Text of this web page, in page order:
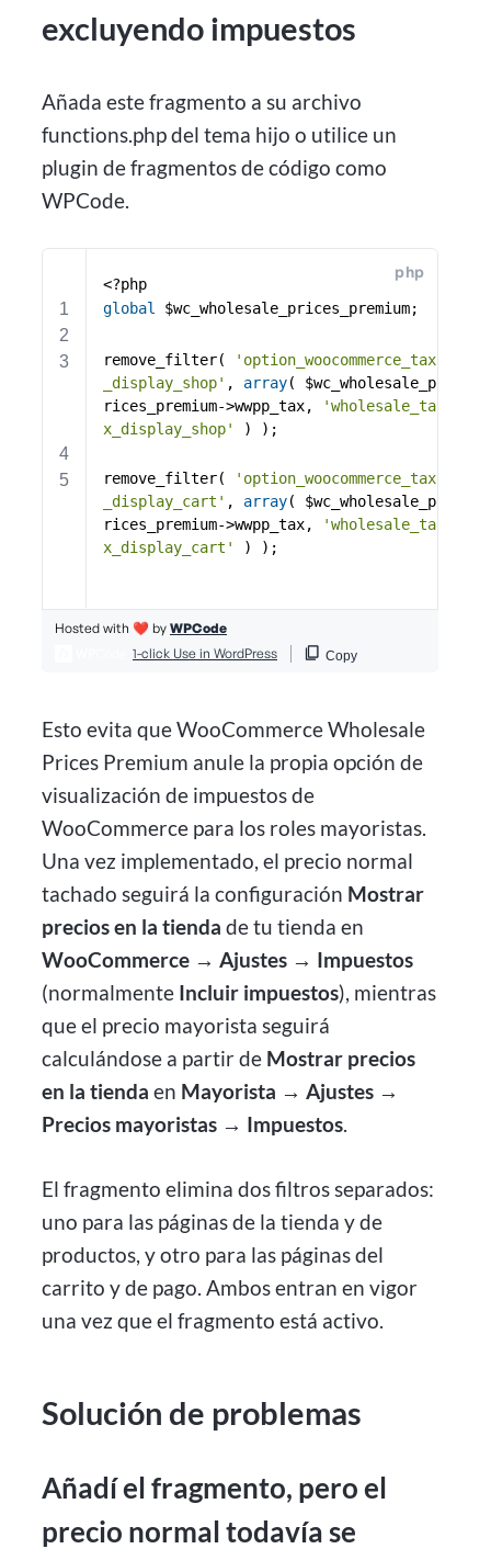
excluyendo impuestos
Añada este fragmento a su archivo
functions.php del tema hijo o utilice un
plugin de fragmentos de código como
WPCode.
Esto evita que WooCommerce Wholesale
Prices Premium anule la propia opción de
visualización de impuestos de
WooCommerce para los roles mayoristas.
Una vez implementado, el precio normal
tachado seguirá la configuración Mostrar
precios en la tienda de tu tienda en
WooCommerce → Ajustes → Impuestos
(normalmente Incluir impuestos), mientras
que el precio mayorista seguirá
calculándose a partir de Mostrar precios
en la tienda en Mayorista → Ajustes →
Precios mayoristas → Impuestos.
El fragmento elimina dos filtros separados:
uno para las páginas de la tienda y de
productos, y otro para las páginas del
carrito y de pago. Ambos entran en vigor
una vez que el fragmento está activo.
Solución de problemas
Añadí el fragmento, pero el
precio normal todavía se